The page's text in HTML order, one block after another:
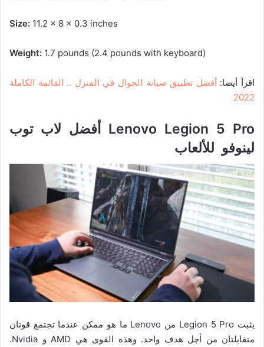
Size: 11.2 x 8 x 0.3 inches
Weight: 1.7 pounds (2.4 pounds with keyboard)
اقرأ أيضا:أفضل تطبيق صيانة الجوال في المنزل .. القائمة الكاملة
2022
Lenovo Legion 5 Pro أفضل لاب توب
لينوفو للألعاب
يثبت Legion 5 Pro من Lenovo ما هو ممكن عندما تجتمع قوتان
متقابلتان من أجل هدف واحد. وهذه القوى هي AMD و Nvidia.